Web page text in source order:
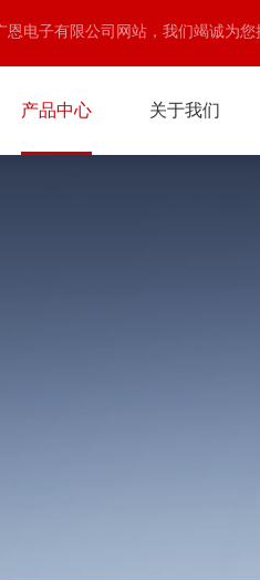
恩电子有限公司网站，我们竭诚为您
产品中心 关于我们